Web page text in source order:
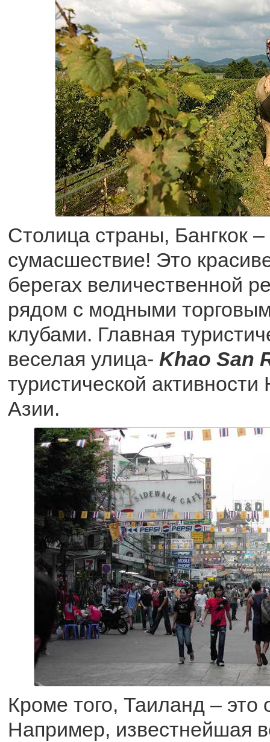
Столица страны, Бангкок
сумасшествие! Это
берегах величественной
рядом с модными
клубами. Главная
веселая улица- Khao San
туристической
Азии.
Кроме того, Таиланд – это
Например, известнейшая